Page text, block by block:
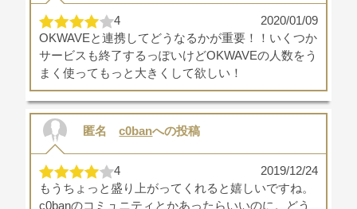
2020/01/09
4
OKWAVEと連携してどうなるかが重要！！いくつか
サービスも終了するっぽいけどOKWAVEの人数をう
まく使ってもっと大きくして欲しい！
匿名 c0banへの投稿
2019/12/24
4
もうちょっと盛り上がってくれると嬉しいですね。
c0banのコミュニティとかあったらいいのに。どう